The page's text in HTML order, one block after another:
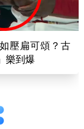
壓扁可頌？古
樂到爆